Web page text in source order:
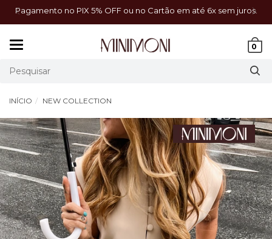
Pagamento no PIX 5% OFF ou no Cartão em até 6x sem juros.
0
INÍCIO NEW COLLECTION